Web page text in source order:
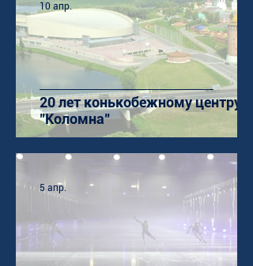
20 лет конькобежному центру
"Коломна"
10 апр.
5 апр.